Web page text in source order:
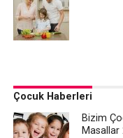
Çocuk Haberleri
Bizim
Masallar